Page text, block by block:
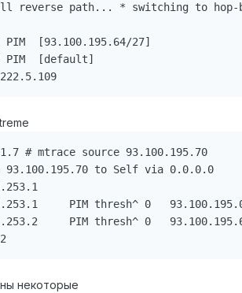
reverse path... * switching to hop-
[93.100.195.64/27]
PIM  [default]
# mtrace source 93.100.195.70
93.100.195.70 to Self via 0.0.0.0
PIM thresh^ 0
PIM thresh^ 0
некоторые